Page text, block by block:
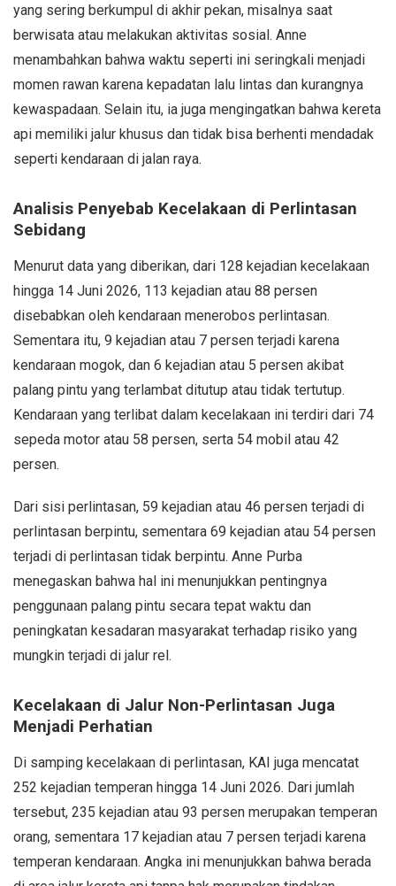
yang sering berkumpul di akhir pekan, misalnya saat
berwisata atau melakukan aktivitas sosial. Anne
menambahkan bahwa waktu seperti ini seringkali menjadi
momen rawan karena kepadatan lalu lintas dan kurangnya
kewaspadaan. Selain itu, ia juga mengingatkan bahwa kereta
api memiliki jalur khusus dan tidak bisa berhenti mendadak
seperti kendaraan di jalan raya.
Analisis Penyebab Kecelakaan di Perlintasan
Sebidang
Menurut data yang diberikan, dari 128 kejadian kecelakaan
hingga 14 Juni 2026, 113 kejadian atau 88 persen
disebabkan oleh kendaraan menerobos perlintasan.
Sementara itu, 9 kejadian atau 7 persen terjadi karena
kendaraan mogok, dan 6 kejadian atau 5 persen akibat
palang pintu yang terlambat ditutup atau tidak tertutup.
Kendaraan yang terlibat dalam kecelakaan ini terdiri dari 74
sepeda motor atau 58 persen, serta 54 mobil atau 42
persen.
Dari sisi perlintasan, 59 kejadian atau 46 persen terjadi di
perlintasan berpintu, sementara 69 kejadian atau 54 persen
terjadi di perlintasan tidak berpintu. Anne Purba
menegaskan bahwa hal ini menunjukkan pentingnya
penggunaan palang pintu secara tepat waktu dan
peningkatan kesadaran masyarakat terhadap risiko yang
mungkin terjadi di jalur rel.
Kecelakaan di Jalur Non-Perlintasan Juga
Menjadi Perhatian
Di samping kecelakaan di perlintasan, KAI juga mencatat
252 kejadian temperan hingga 14 Juni 2026. Dari jumlah
tersebut, 235 kejadian atau 93 persen merupakan temperan
orang, sementara 17 kejadian atau 7 persen terjadi karena
temperan kendaraan. Angka ini menunjukkan bahwa berada